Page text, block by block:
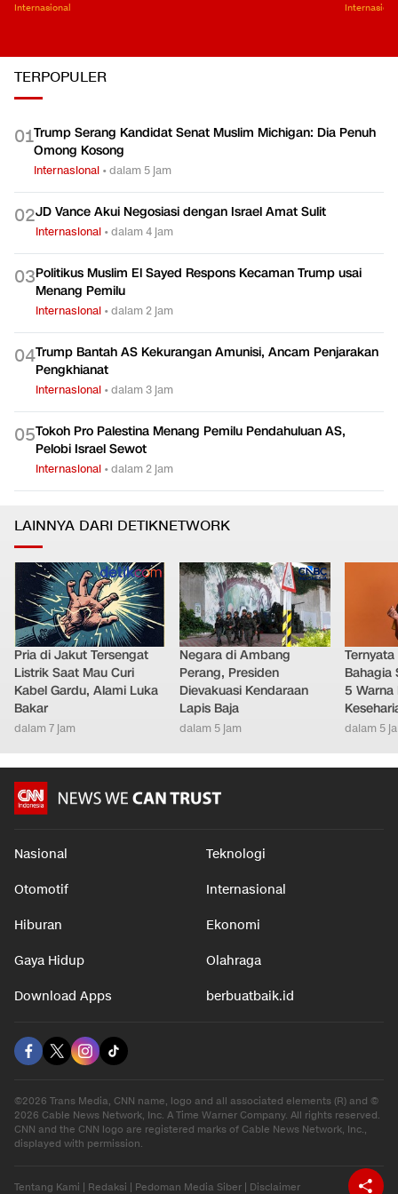
Internasional
TERPOPULER
01Trump Serang Kandidat Senat Muslim Michigan: Dia Penuh
Omong Kosong
Internasional •dalam 5 jam
02JD Vance Akui Negosiasi dengan Israel Amat Sulit
Internasional •dalam 4 jam
03Politikus Muslim El Sayed Respons Kecaman Trump usai
Menang Pemilu
Internasional •dalam 2 jam
04Trump Bantah AS Kekurangan Amunisi, Ancam Penjarakan
Pengkhianat
Internasional •dalam 3 jam
05Tokoh Pro Palestina Menang Pemilu Pendahuluan AS,
Pelobi Israel Sewot
Internasional •dalam 2 jam
LAINNYA DARI DETIKNETWORK
Pria di Jakut Tersengat
Listrik Saat Mau Curi
Kabel Gardu, Alami Luka
Bakar
dalam 7 jam
Negara di Ambang
Perang, Presiden
Dievakuasi Kendaraan
Lapis Baja
dalam 5 jam
Bahagia
5
dalam 5
Nasional Teknologi
Otomotif Internasional
Hiburan Ekonomi
Gaya Hidup Olahraga
Download Apps berbuatbaik.id
©2026 Trans Media, CNN name, logo and all associated elements (R) and ©
2026 Cable News Network, Inc. A Time Warner Company. All rights reserved.
CNN and the CNN logo are registered marks of Cable News Network, Inc.,
displayed with permission.
Tentang Kami Redaksi Pedoman Media Siber Disclaimer